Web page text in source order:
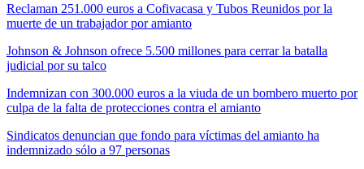
Reclaman 251.000 euros a Cofivacasa y Tubos Reunidos por la
muerte de un trabajador por amianto
Johnson & Johnson ofrece 5.500 millones para cerrar la batalla
judicial por su talco
Indemnizan con 300.000 euros a la viuda de un bombero muerto por
culpa de la falta de protecciones contra el amianto
Sindicatos denuncian que fondo para víctimas del amianto ha
indemnizado sólo a 97 personas